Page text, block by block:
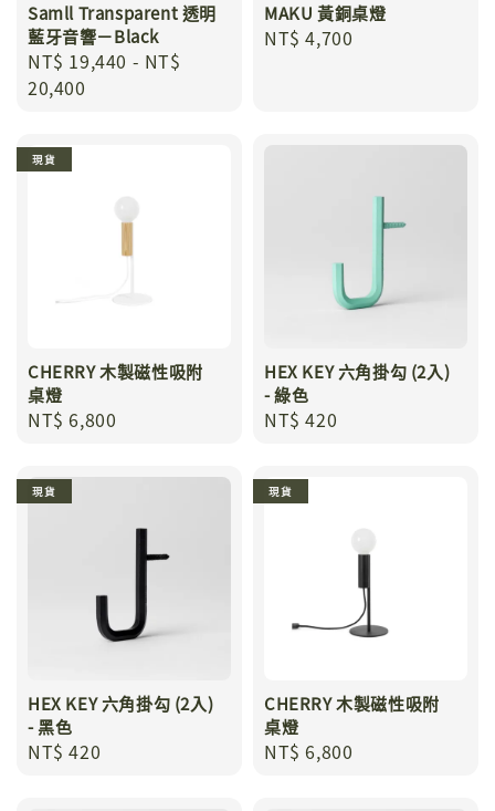
Samll Transparent 透明
藍牙音響－Black
Regular
price
NT$ 19,440 - NT$
20,400
MAKU 黃銅桌燈
Regular
NT$ 4,700
現貨
CHERRY 木製磁性吸附
桌燈
Regular
NT$ 6,800
HEX KEY 六角掛勾 (2入)
- 綠色
Regular
NT$ 420
現貨
HEX KEY 六角掛勾 (2入)
- 黑色
Regular
NT$ 420
現貨
CHERRY 木製磁性吸附
桌燈
Regular
NT$ 6,800